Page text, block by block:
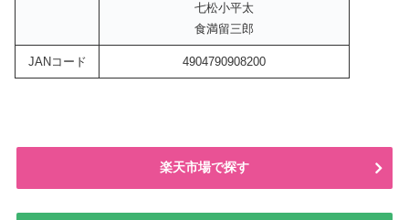
七松小平太
食満留三郎
JANコード 4904790908200
楽天市場で探す